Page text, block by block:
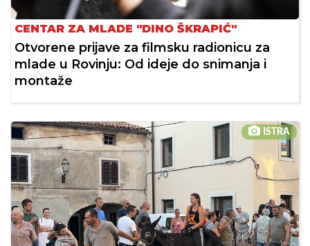
CENTAR ZA MLADE "DINO ŠKRAPIĆ"
Otvorene prijave za filmsku radionicu za
mlade u Rovinju: Od ideje do snimanja i
montaže
ISTRA